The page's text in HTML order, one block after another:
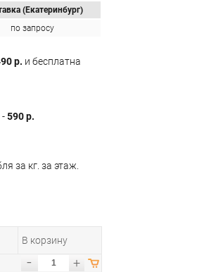
(Екатеринбург)
по запросу
р. и бесплатна
-590 р.
за кг. за этаж.
В корзину
- +